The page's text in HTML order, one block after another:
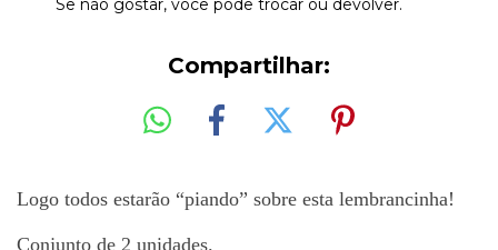
Se não gostar, você pode trocar ou devolver.
Compartilhar:
Logo todos estarão “piando” sobre esta lembrancinha!
Conjunto de 2 unidades.